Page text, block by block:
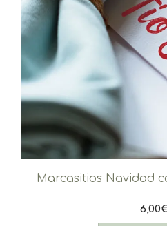
Marcasitios Navidad
6,00